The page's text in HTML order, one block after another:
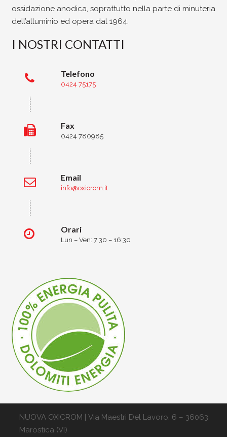
ossidazione anodica, soprattutto nella parte di minuteria
dell’alluminio ed opera dal 1964.
I NOSTRI CONTATTI
Telefono
0424 75175
Fax
0424 780985
Email
info@oxicrom.it
Orari
Lun – Ven: 7:30 – 16:30
NUOVA OXICROM | Via Maestri Del Lavoro, 6 – 36063
Marostica (VI)